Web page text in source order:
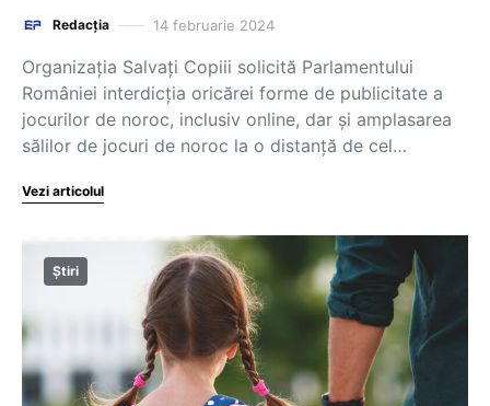
Redacția 14 februarie 2024
Organizația Salvați Copiii solicită Parlamentului
României interdicția oricărei forme de publicitate a
jocurilor de noroc, inclusiv online, dar și amplasarea
sălilor de jocuri de noroc la o distanță de cel…
Vezi articolul
Știri